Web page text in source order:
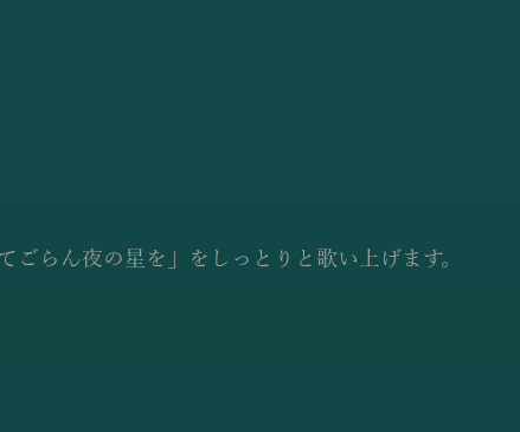
ごらん夜の星を」をしっとりと歌い上げます。